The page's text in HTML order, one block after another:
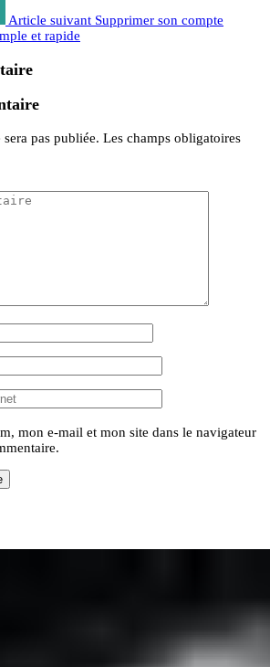
Article suivant Supprimer son compte
et rapide
pas publiée. Les champs obligatoires
mon e-mail et mon site dans le navigateur